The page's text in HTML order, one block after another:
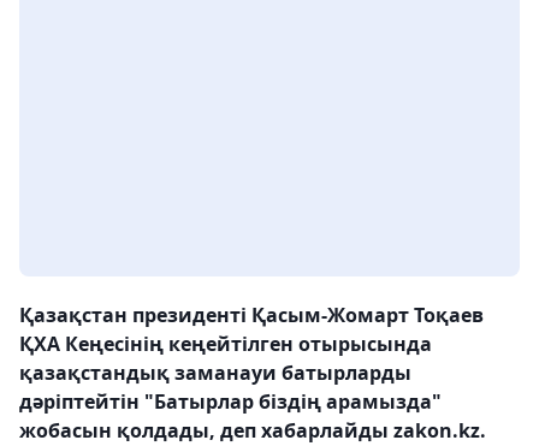
Қазақстан президенті Қасым-Жомарт Тоқаев
ҚХА Кеңесінің кеңейтілген отырысында
қазақстандық заманауи батырларды
дәріптейтін "Батырлар біздің арамызда"
жобасын қолдады, деп хабарлайды zakon.kz.